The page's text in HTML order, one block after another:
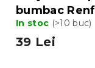
bumbac
In stoc (>10 buc)
39 Lei